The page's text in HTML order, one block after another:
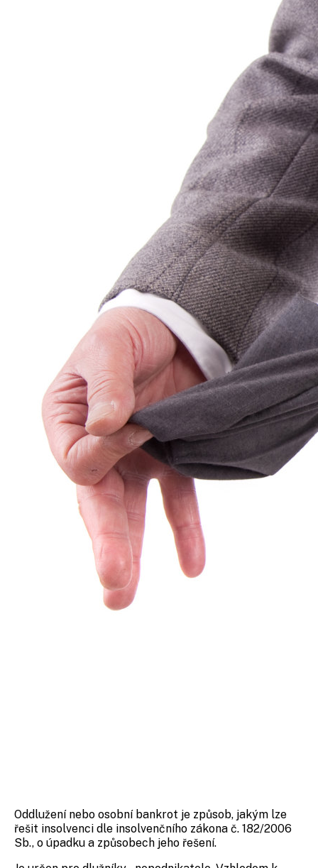
Oddlužení nebo osobní bankrot je způsob, jakým lze
řešit insolvenci dle insolvenčního zákona č. 182/2006
Sb., o úpadku a způsobech jeho řešení.